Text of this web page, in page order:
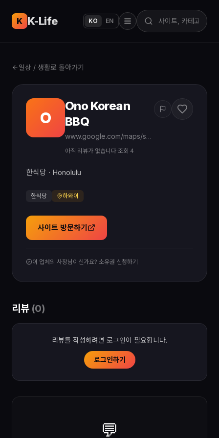
K K-Life KO EN
일상 / 생활로 돌아가기
O
Ono Korean
BBQ
www.google.com/maps/search/?api=1&query=Ono%20Korean%20BBQ%20Dillingham%20Honolulu
아직 리뷰가 없습니다·조회 4
한식당 · Honolulu
한식당 하와이
사이트 방문하기
이 업체의 사장님이신가요? 소유권 신청하기
리뷰 (0)
리뷰를 작성하려면 로그인이 필요합니다.
로그인하기
💬